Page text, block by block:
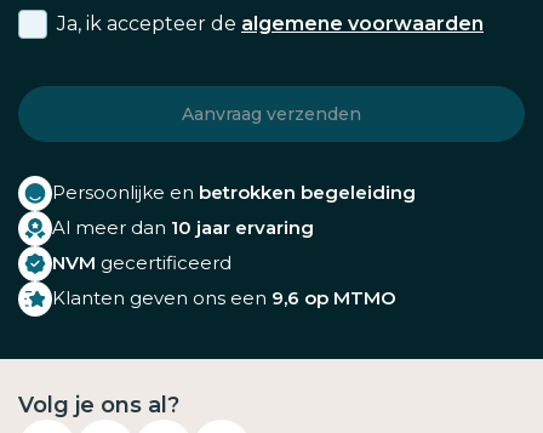
Ja, ik accepteer de algemene voorwaarden
Persoonlijke en betrokken begeleiding
Al meer dan 10 jaar ervaring
NVM gecertificeerd
Klanten geven ons een 9,6 op MTMO
Volg je ons al?